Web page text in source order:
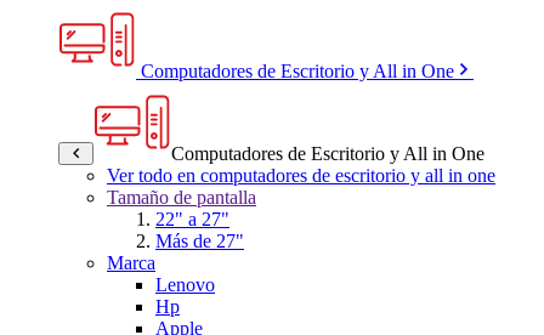
Computadores de Escritorio y All in One
Computadores de Escritorio y All in One
Ver todo en computadores de escritorio y all in one
Tamaño de pantalla
22" a 27"
Más de 27"
Marca
Lenovo
Hp
Apple